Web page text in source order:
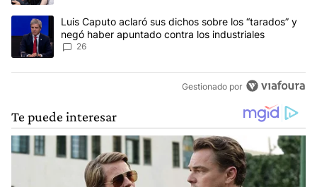
Un artículo de tendencia con el título "Luis Caputo aclaró sus
Luis Caputo aclaró sus dichos sobre los “tarados” y
negó haber apuntado contra los industriales
26
Gestionado por